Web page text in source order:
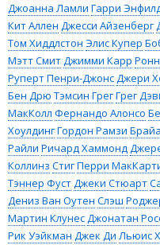
Джоанна Ламли Гарри
Кит Аллен Джесси Айзенберг
Том Хиддлстон Элис Купер
Мэтт СмитДжимми Карр
Руперт Пенри-ДжонсДжери
Бен Дрю Тэмсин ГрегГрег
МакКолл Фернандо Алонсо
ХоулдингГордон Рамзи
Райли Ричард Хаммонд
Коллинз СтигПерри
Тэннер ФустДжеки Стюарт
Дениз Ван Оутен Слэш
Мартин КлунесДжонатан
Рик Уэйкман Джек Ди Льюис